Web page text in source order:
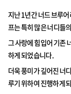
지난 1년간 너드 브루
프는 특히 많은 너디들
그 사랑에 힘입어 기존
하게 되었습니다.
더욱 풍미가 깊어진 너
루기 위하여 진행하게